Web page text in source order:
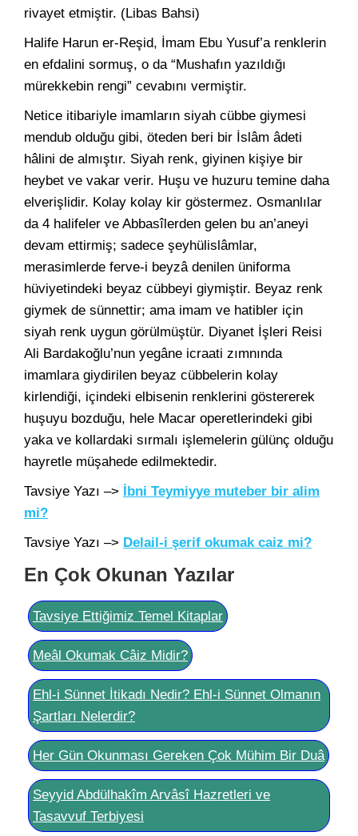
rivayet etmiştir. (Libas Bahsi)
Halife Harun er-Reşid, İmam Ebu Yusuf’a renklerin
en efdalini sormuş, o da “Mushafın yazıldığı
mürekkebin rengi” cevabını vermiştir.
Netice itibariyle imamların siyah cübbe giymesi
mendub olduğu gibi, öteden beri bir İslâm âdeti
hâlini de almıştır. Siyah renk, giyinen kişiye bir
heybet ve vakar verir. Huşu ve huzuru temine daha
elverişlidir. Kolay kolay kir göstermez. Osmanlılar
da 4 halifeler ve Abbasîlerden gelen bu an’aneyi
devam ettirmiş; sadece şeyhülislâmlar,
merasimlerde ferve-i beyzâ denilen üniforma
hüviyetindeki beyaz cübbeyi giymiştir. Beyaz renk
giymek de sünnettir; ama imam ve hatibler için
siyah renk uygun görülmüştür. Diyanet İşleri Reisi
Ali Bardakoğlu’nun yegâne icraati zımnında
imamlara giydirilen beyaz cübbelerin kolay
kirlendiği, içindeki elbisenin renklerini göstererek
huşuyu bozduğu, hele Macar operetlerindeki gibi
yaka ve kollardaki sırmalı işlemelerin gülünç olduğu
hayretle müşahede edilmektedir.
Tavsiye Yazı –> İbni Teymiyye muteber bir alim
mi?
Tavsiye Yazı –> Delail-i şerif okumak caiz mi?
En Çok Okunan Yazılar
Tavsiye Ettiğimiz Temel Kitaplar
Meâl Okumak Câiz Midir?
Ehl-i Sünnet İtikadı Nedir? Ehl-i Sünnet Olmanın
Şartları Nelerdir?
Her Gün Okunması Gereken Çok Mühim Bir Duâ
Seyyid Abdülhakîm Arvâsî Hazretleri ve
Tasavvuf Terbiyesi